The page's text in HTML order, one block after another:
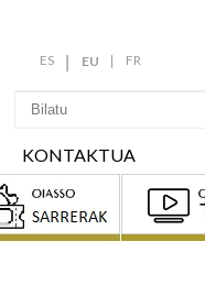
ES EU FR
KONTAKTUA